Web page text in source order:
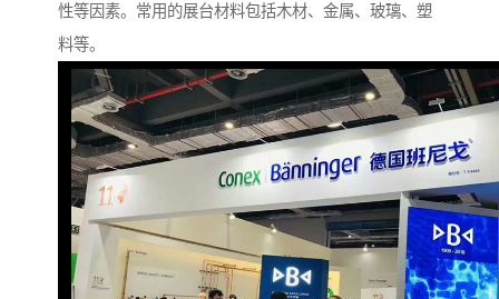
性等因素。常用的展台材料包括木材、金属、玻璃、塑
料等。